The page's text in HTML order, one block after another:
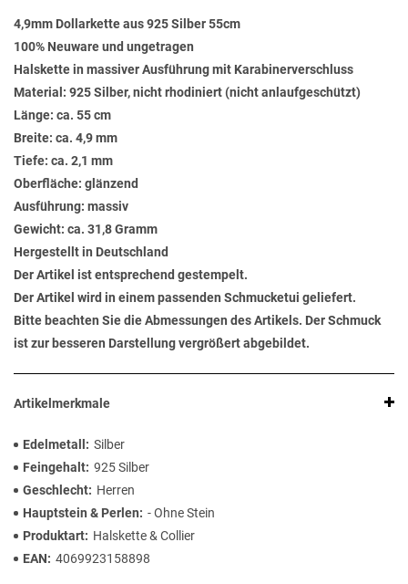
4,9mm Dollarkette aus 925 Silber 55cm
100% Neuware und ungetragen
Halskette in massiver Ausführung mit Karabinerverschluss
Material: 925 Silber, nicht rhodiniert (nicht anlaufgeschützt)
Länge: ca. 55 cm
Breite: ca. 4,9 mm
Tiefe: ca. 2,1 mm
Oberfläche: glänzend
Ausführung: massiv
Gewicht: ca. 31,8 Gramm
Hergestellt in Deutschland
Der Artikel ist entsprechend gestempelt.
Der Artikel wird in einem passenden Schmucketui geliefert.
Bitte beachten Sie die Abmessungen des Artikels. Der Schmuck
ist zur besseren Darstellung vergrößert abgebildet.
Artikelmerkmale
Edelmetall
Silber
Feingehalt 925 Silber
Geschlecht
Herren
Hauptstein & Perlen
- Ohne Stein
Produktart
Halskette & Collier
EAN
4069923158898